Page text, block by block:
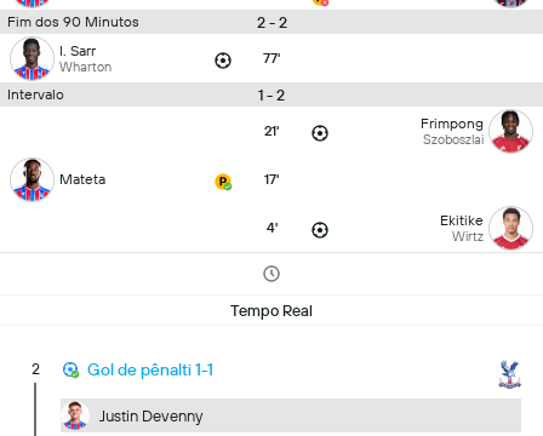
Fim dos 90 Minutos 2 - 2
I. Sarr
Wharton 77'
Intervalo 1 - 2
21' Frimpong
Szoboszlai
Mateta 17'
4' Ekitike
Wirtz
Tempo Real
2 Gol de pênalti 1-1
Justin Devenny